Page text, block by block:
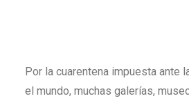
Por la cuarentena impuesta ante
el mundo, muchas galerías,